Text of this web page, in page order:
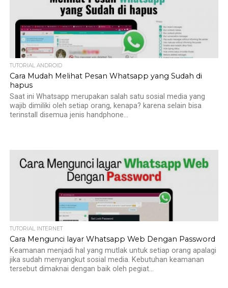
TUTORIAL ANDROID
Cara Mudah Melihat Pesan Whatsapp yang Sudah di
hapus
Saat ini Whatsapp merupakan salah satu sosial media yang
wajib dimiliki oleh setiap orang, kenapa? karena selain bisa
terinstall disemua jenis handphone...
TUTORIAL INTERNET
Cara Mengunci layar Whatsapp Web Dengan Password
Keamanan menjadi hal yang mutlak untuk setiap orang apalagi
jika sudah menyangkut sosial media. Kebutuhan keamanan
tersebut dimaknai dengan baik oleh pegiat...